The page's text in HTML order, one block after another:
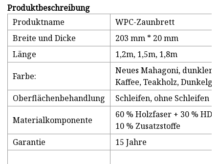
Produktbeschreibung
Produktname
WPC-Zaunbrett
Breite und Dicke
203 mm * 20 mm
Länge
1,2m, 1,5m, 1,8m
Farbe:
Neues Mahagoni, dunkler
Kaffee, Teakholz,
Oberflächenbehandlung
Schleifen, ohne Schleifen
Materialkomponente
60 % Holzfaser + 30 %
10 % Zusatzstoffe
Garantie
15 Jahre